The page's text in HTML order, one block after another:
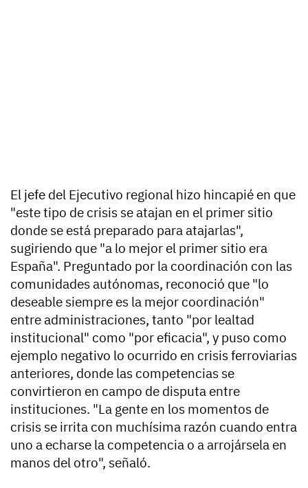
El jefe del Ejecutivo regional hizo hincapié en que
"este tipo de crisis se atajan en el primer sitio
donde se está preparado para atajarlas",
sugiriendo que "a lo mejor el primer sitio era
España". Preguntado por la coordinación con las
comunidades autónomas, reconoció que "lo
deseable siempre es la mejor coordinación"
entre administraciones, tanto "por lealtad
institucional" como "por eficacia", y puso como
ejemplo negativo lo ocurrido en crisis ferroviarias
anteriores, donde las competencias se
convirtieron en campo de disputa entre
instituciones. "La gente en los momentos de
crisis se irrita con muchísima razón cuando entra
uno a echarse la competencia o a arrojársela en
manos del otro", señaló.